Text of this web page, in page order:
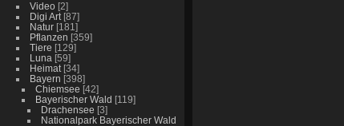
Video[2]
Digi Art[87]
Natur[181]
Pflanzen [359]
Tiere [129]
Luna [59]
Heimat[34]
Bayern [398]
Chiemsee [42]
Bayerischer Wald [119]
Drachensee [3]
Nationalpark Bayerischer Wald